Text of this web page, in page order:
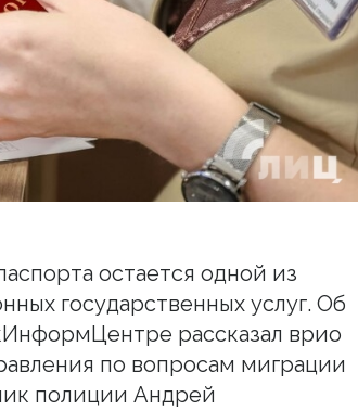
остается одной из
государственных услуг. Об
рассказал врио
по вопросам миграции
полиции Андрей